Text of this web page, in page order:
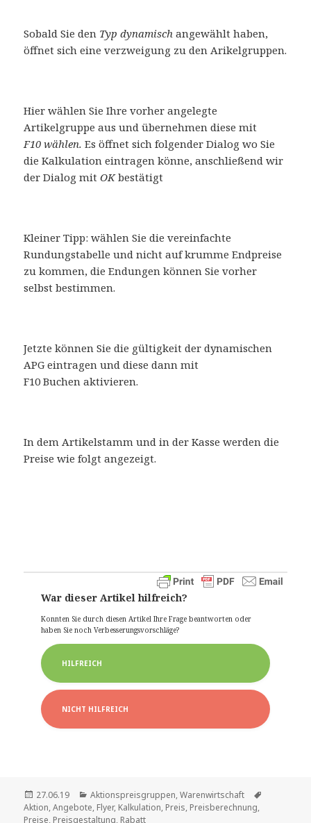
Sobald Sie den Typ dynamisch angewählt haben,
öffnet sich eine verzweigung zu den Arikelgruppen.
Hier wählen Sie Ihre vorher angelegte
Artikelgruppe aus und übernehmen diese mit
F10 wählen.Es öffnet sich folgender Dialog wo Sie
die Kalkulation eintragen könne, anschließend wir
der Dialog mitOKbestätigt
Kleiner Tipp: wählen Sie die vereinfachte
Rundungstabelle und nicht auf krumme Endpreise
zu kommen, die Endungen können Sie vorher
selbst bestimmen.
Jetzte können Sie die gültigkeit der dynamischen
APG eintragen und diese dann mit
F10 Buchen aktivieren.
In dem Artikelstamm und in der Kasse werden die
Preise wie folgt angezeigt.
War dieser Artikel hilfreich?
Konnten Sie durch diesen Artikel Ihre Frage beantworten oder
haben Sie noch Verbesserungsvorschläge?
HILFREICH
NICHT HILFREICH
Veröffentlicht
am
27.06.19 Kategorien
Aktionspreisgruppen,Warenwirtschaft
Aktion,Angebote, Flyer, Kalkulation, Preis, Preisberechnung,
Preise, Preisgestaltung, Rabatt